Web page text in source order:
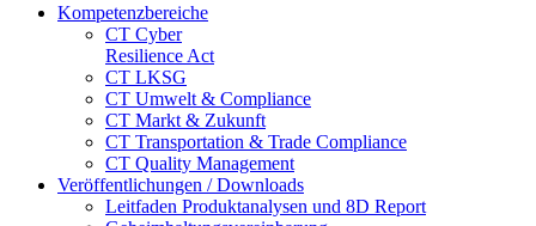
Kompetenzbereiche
CT Cyber
Resilience Act
CT LKSG
CT Umwelt & Compliance
CT Markt & Zukunft
CT Transportation & Trade Compliance
CT Quality Management
Veröffentlichungen / Downloads
Leitfaden Produktanalysen und 8D Report